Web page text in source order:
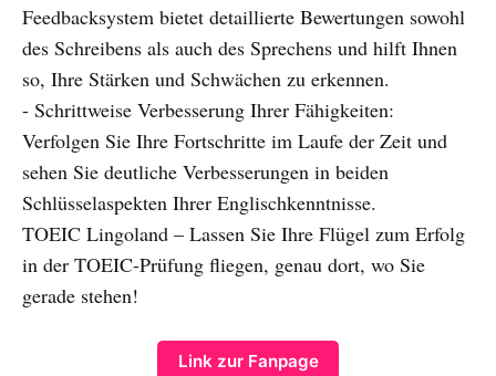
Feedbacksystem bietet detaillierte Bewertungen sowohl
des Schreibens als auch des Sprechens und hilft Ihnen
so, Ihre Stärken und Schwächen zu erkennen.
- Schrittweise Verbesserung Ihrer Fähigkeiten:
Verfolgen Sie Ihre Fortschritte im Laufe der Zeit und
sehen Sie deutliche Verbesserungen in beiden
Schlüsselaspekten Ihrer Englischkenntnisse.
TOEIC Lingoland – Lassen Sie Ihre Flügel zum Erfolg
in der TOEIC-Prüfung fliegen, genau dort, wo Sie
gerade stehen!
Link zur Fanpage